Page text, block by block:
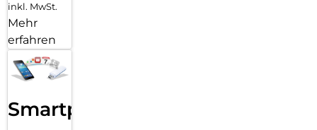
inkl. MwSt.
Mehr
erfahren
Smartphone